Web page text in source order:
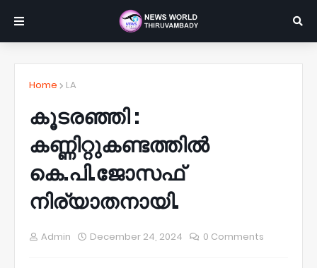
Home LA
കൂടരഞ്ഞി :
കണ്ണിറ്റുകണ്ടത്തിൽ
കെ.പി.ജോസഫ്
നിര്യാതനായി.
Admin December 24, 2024 0 Comments